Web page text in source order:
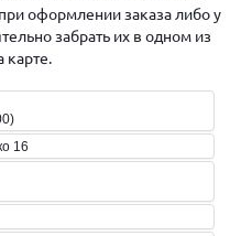
оформлении заказа либо у
забрать их в одном из
карте.
16